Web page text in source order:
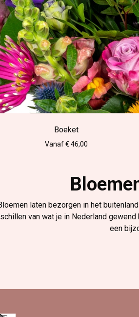
Boeket
Vanaf € 46,00
laten bezorgen in het
van wat je in Nederland
een